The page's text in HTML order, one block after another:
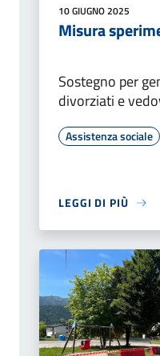
10 GIUGNO 2025
Misura
Sostegno per
divorziati e
Assistenza sociale
LEGGI DI PIÙ